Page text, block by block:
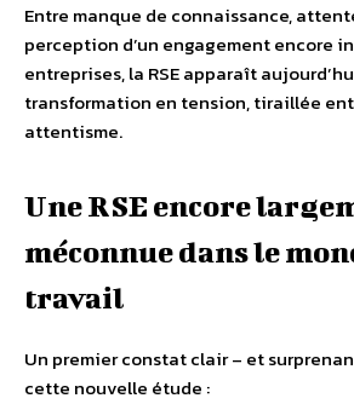
Entre manque de connaissance,
perception d’un engagement encore
entreprises, la RSE apparaît
transformation en tension, tiraillée
attentisme.
Une RSE encore
méconnue dans le
travail
Un premier constat clair – et
cette nouvelle étude :